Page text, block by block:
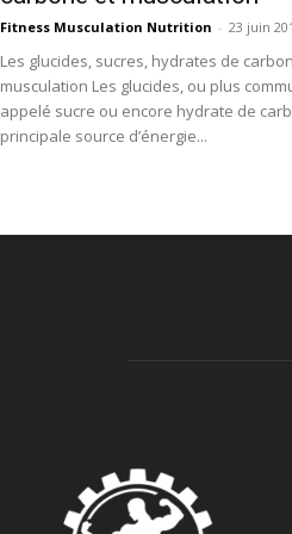
Fitness Musculation Nutrition - 23 juin
Les glucides, sucres, hydrates de
musculation Les glucides, ou plus
appelé sucre ou encore hydrate de
principale source d’énergie...